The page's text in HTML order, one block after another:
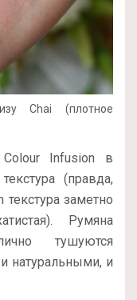
Chai (плотное
Infusion в
(правда,
текстура заметно
Румяна
тушуются
натуральными, и